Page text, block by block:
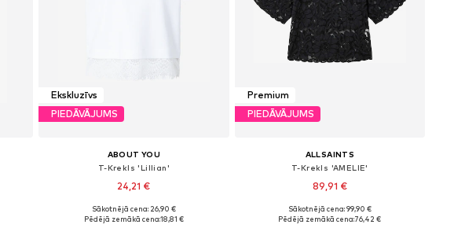
Ekskluzīvs
PIEDĀVĀJUMS
ABOUT YOU
T-Krekls 'Lillian'
24,21 €
Pieejamie izmēri: XS, S, M, L, XL, XXL
Sākotnējā cena: 26,90 €
Pēdējā zemākā cena:18,81 €
Premium
PIEDĀVĀJUMS
ALLSAINTS
T-Krekls 'AMELIE'
89,91 €
Pieejamie izmēri: XS, S, M, L
Sākotnējā cena: 99,90 €
Pēdējā zemākā cena:76,42 €